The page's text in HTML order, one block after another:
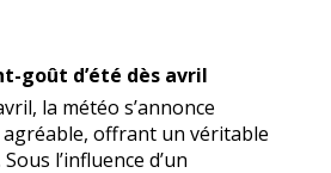
goût d’été dès avril
la météo s’annonce
offrant un véritable
l’influence d’un